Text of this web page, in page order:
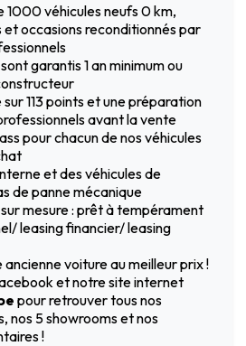
1000 véhicules neufs 0 km,
occasions reconditionnés par
garantis 1 an minimum ou
113 points et une préparation
avant la vente
pour chacun de nos véhicules
et des véhicules de
de panne mécanique
mesure : prêt à tempérament
leasing financier/ leasing
voiture au meilleur prix !
et notre site internet
pour retrouver tous nos
nos 5 showrooms et nos
!